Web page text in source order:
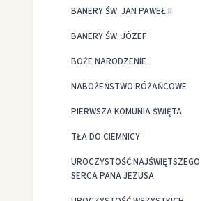
BANERY ŚW. JAN PAWEŁ II
BANERY ŚW. JÓZEF
BOŻE NARODZENIE
NABOŻEŃSTWO RÓŻAŃCOWE
PIERWSZA KOMUNIA ŚWIĘTA
TŁA DO CIEMNICY
UROCZYSTOŚĆ NAJŚWIĘTSZEGO
SERCA PANA JEZUSA